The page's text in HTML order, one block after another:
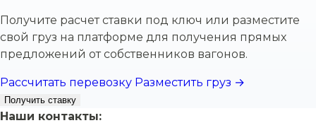
Получите расчет ставки под ключ или разместите
свой груз на платформе для получения прямых
предложений от собственников вагонов.
Рассчитать перевозку Разместить груз →
Получить ставку
Наши контакты: